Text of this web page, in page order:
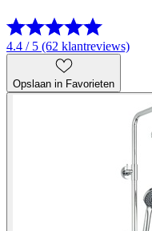
4.4 / 5 (62 klantreviews)
Opslaan in Favorieten